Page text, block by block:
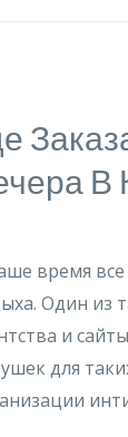
В
время
Один из
и
для